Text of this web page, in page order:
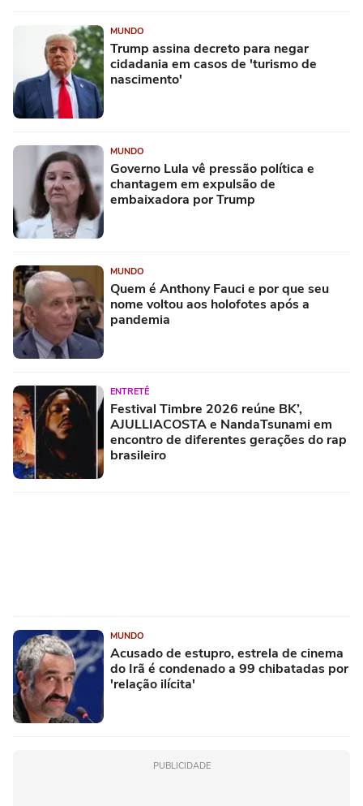
MUNDO
Trump assina decreto para negar
cidadania em casos de 'turismo de
nascimento'
MUNDO
Governo Lula vê pressão política e
chantagem em expulsão de
embaixadora por Trump
MUNDO
Quem é Anthony Fauci e por que seu
nome voltou aos holofotes após a
pandemia
ENTRETÊ
Festival Timbre 2026 reúne BK’,
AJULLIACOSTA e NandaTsunami em
encontro de diferentes gerações do rap
brasileiro
MUNDO
Acusado de estupro, estrela de cinema
do Irã é condenado a 99 chibatadas por
'relação ilícita'
PUBLICIDADE